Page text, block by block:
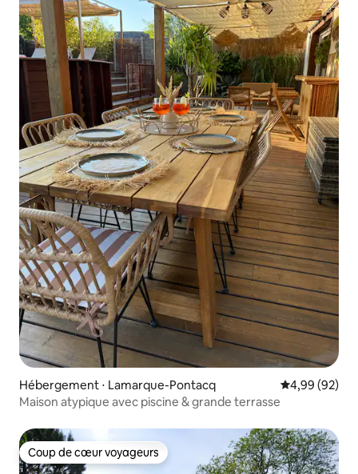
Hébergement ⋅ Lamarque-Pontacq Évaluation
4,99 (92)
Maison atypique avec piscine & grande terrasse
Coup de cœur voyageurs
Coup de cœur voyageurs